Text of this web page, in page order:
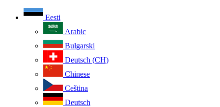
Eesti
Arabic
Bulgarski
Deutsch (CH)
Chinese
Ceština
Deutsch